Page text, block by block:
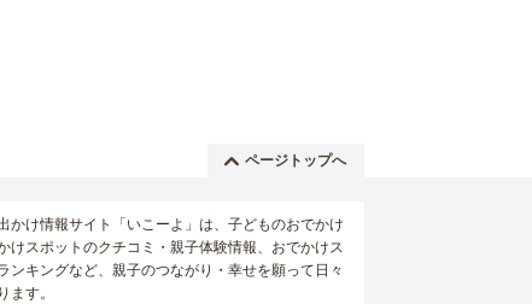
ページトップへ
かけ情報サイト「いこーよ」は、子どものおでかけ
けスポットのクチコミ・親子体験情報、おでかけス
ンキングなど、親子のつながり・幸せを願って日々
ます。